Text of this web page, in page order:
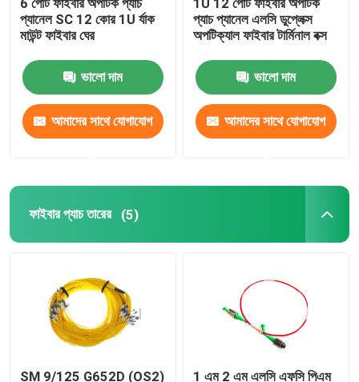
সার্ভার র্যাক ক্যাবিনেট
FTTA প্যাচ কর্ড
6 পোর্ট ফাইবার অপটিক প্যাচ
প্যানেল SC 12 কোর 1U র্যাক
মাউন্ট ফাইবার ঘের
ভালো দাম
আমাদের সাথে যোগাযোগ
1U 12 পোর্ট ফাইবার অপটিক
প্যাচ প্যানেল এলসি ডুপ্লেক্স
অপটিক্যাল ফাইবার টার্মিনাল বক্স
ভালো দাম
আমাদের সাথে যোগাযোগ
ফাইবার প্যাচ তারের (5)
SM 9/125 G652D (OS2)
1 এম 2 এম এলসি এফসি পিএম